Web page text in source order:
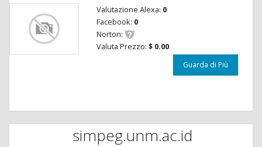
Valutazione Alexa: 0
Facebook: 0
Norton:
Valuta Prezzo: $ 0.00
Guarda di Più
simpeg.unm.ac.id